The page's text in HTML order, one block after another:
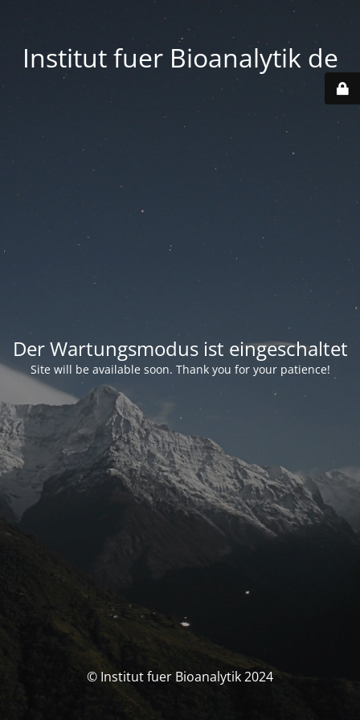
Institut fuer Bioanalytik de
Der Wartungsmodus ist eingeschaltet
Site will be available soon. Thank you for your patience!
© Institut fuer Bioanalytik 2024